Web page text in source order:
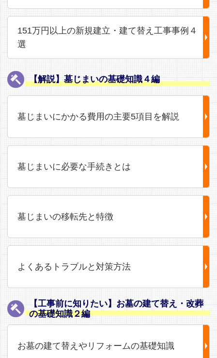
151万円以上の新規建立・建て替え工事事例４
選
【解説】墓じまいの基礎知識４編
墓じまいにかかる費用の主要5項目を解説
墓じまいに必要な手続きとは
墓じまいの移転先と特徴
よくあるトラブルと対策方法
【工事前に知りたい】お墓の建て替え・改葬
の基礎知識２編
お墓の建て替えやリフォームの基礎知識